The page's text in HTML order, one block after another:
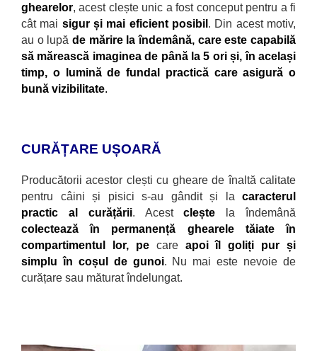
ghearelor, acest clește unic a fost conceput pentru a fi
cât mai sigur și mai eficient posibil . Din acest motiv,
au o lupă de mărire la îndemână, care este capabilă
să mărească imaginea de până la 5 ori și, în același
timp, o lumină de fundal practică care asigură o
bună vizibilitate.
CURĂȚARE UȘOARĂ
Producătorii acestor clești cu gheare deînaltă calitate
pentru câini și pisici s-au gândit și la caracterul
practic al curățării. Acestclește
la îndemână
colectează în permanență ghearele tăiate în
compartimentul lor, pe care apoi îl goliți pur și
simplu în coșul de gunoi. Nu mai este nevoie de
curățare sau măturat îndelungat.